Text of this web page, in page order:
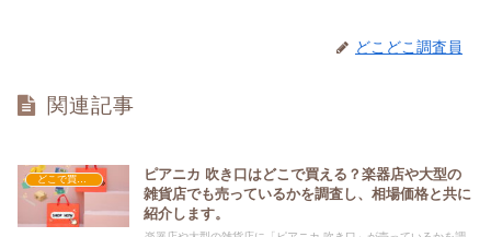
どこどこ調査員
関連記事
どこで買える？-雑貨
ピアニカ 吹き口はどこで買える？楽器店や大型の
雑貨店でも売っているかを調査し、相場価格と共に
紹介します。